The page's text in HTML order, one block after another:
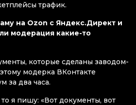
трафик.
на Ozon с Яндекс.Директ и
модерация какие-то
которые сделаны заводом-
модерка ВКонтакте
за два часа.
я пишу: «Вот документы, вот